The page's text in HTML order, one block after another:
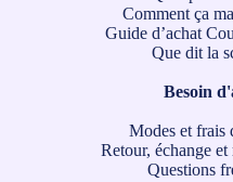
Comment ça
Guide d’achat
Que dit la
Besoin
Modes et frais
Retour, échange
Questions